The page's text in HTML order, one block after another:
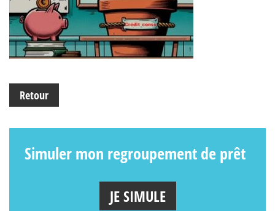
Retour
Simuler mon regroupement de prêt
JE SIMULE